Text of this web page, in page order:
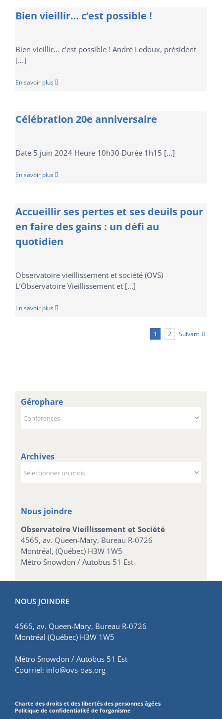
Bien vieillir… c’est possible !
Bien vieillir... c’est possible ! André Ledoux, président
[...]
En savoir plus
Célébration 20e anniversaire
Date 5 juin 2024 Heure 10h30 Durée 1h15 [...]
En savoir plus
Accueillir ses pertes et ses deuils pour
en faire des gains : un défi au
quotidien
Observatoire vieillissement et société (OVS)
L’Observatoire Vieillissement et [...]
En savoir plus
1 2 Suivant
Gérophare
Archives
Nous joindre
Observatoire Vieillissement et Société
4565, av. Queen-Mary, Bureau R-0726
Montréal, (Québec) H3W 1W5
Métro Snowdon / Autobus 51 Est
NOUS JOINDRE
4565, av. Queen-Mary, Bureau R-0726
Montréal (Québec) H3W 1W5
Métro Snowdon / Autobus 51 Est
Courriel: info@ovs-oas.org
Charte des droits et des libertés des personnes âgées
Politique de confidentialité de l’organisme